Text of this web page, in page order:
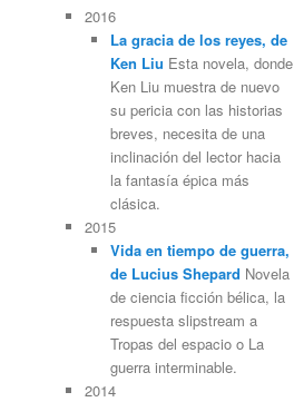
2016
La gracia de los reyes, de
Ken Liu Esta novela, donde
Ken Liu muestra de nuevo
su pericia con las historias
breves, necesita de una
inclinación del lector hacia
la fantasía épica más
clásica.
2015
Vida en tiempo de guerra,
de Lucius Shepard Novela
de ciencia ficción bélica, la
respuesta slipstream a
Tropas del espacio o La
guerra interminable.
2014